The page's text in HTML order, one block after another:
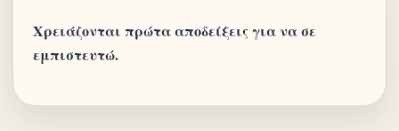
Χρειάζονται πρώτα αποδείξεις για να σε
εμπιστευτώ.